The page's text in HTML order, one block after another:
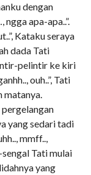
dengan
apa-apa..”.
Kataku seraya
dada Tati
pelintir ke kiri
ouh..”, Tati
yang sedari tadi
mmff..,
sengal Tati mulai
yang